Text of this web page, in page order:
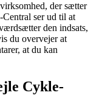
der sætter
ser ud til at
den indsats,
du overvejer at
at du kan
Cykle-